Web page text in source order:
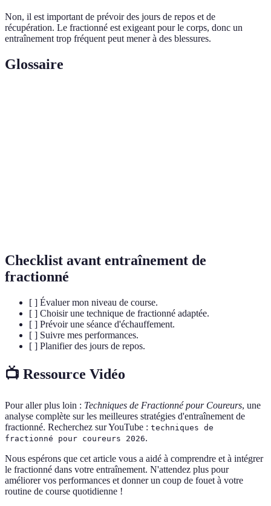
Non, il est important de prévoir des jours de repos et de
récupération. Le fractionné est exigeant pour le corps, donc un
entraînement trop fréquent peut mener à des blessures.
Glossaire
Checklist avant entraînement de
fractionné
[ ] Évaluer mon niveau de course.
[ ] Choisir une technique de fractionné adaptée.
[ ] Prévoir une séance d'échauffement.
[ ] Suivre mes performances.
[ ] Planifier des jours de repos.
📺 Ressource Vidéo
Pour aller plus loin : Techniques de Fractionné pour Coureurs, une
analyse complète sur les meilleures stratégies d'entraînement de
fractionné. Recherchez sur YouTube : techniques de
fractionné pour coureurs 2026.
Nous espérons que cet article vous a aidé à comprendre et à intégrer
le fractionné dans votre entraînement. N'attendez plus pour
améliorer vos performances et donner un coup de fouet à votre
routine de course quotidienne !